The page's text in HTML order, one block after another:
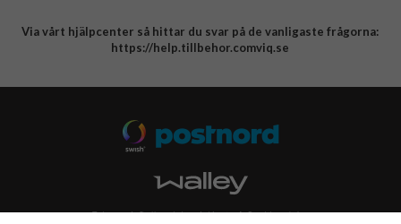
Integritetspolicy
Via vårt hjälpcenter så hittar du svar på de vanligaste frågorna:
https://help.tillbehor.comviq.se